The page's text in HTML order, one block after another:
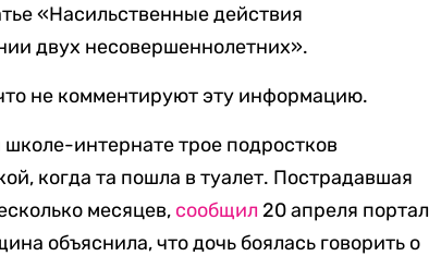
«Насильственные действия
двух несовершеннолетних».
не комментируют эту информацию.
интернате трое подростков
когда та пошла в туалет. Пострадавшая
месяцев, сообщил 20 апреля портал
объяснила, что дочь боялась говорить о